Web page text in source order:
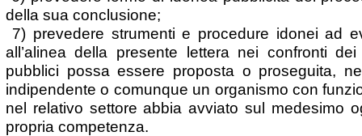
della sua conclusione;
7) prevedere strumenti e procedure idonei ad
all’alinea della presente lettera nei confronti
pubblici possa essere proposta o proseguita,
indipendente o comunque un organismo con
nel relativo settore abbia avviato sul medesimo
propria competenza.